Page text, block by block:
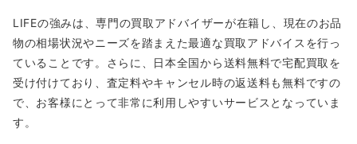
LIFEの強みは、専門の買取アドバイザーが在籍し、現在のお品
物の相場状況やニーズを踏まえた最適な買取アドバイスを行っ
ていることです。さらに、日本全国から送料無料で宅配買取を
受け付けており、査定料やキャンセル時の返送料も無料ですの
で、お客様にとって非常に利用しやすいサービスとなっていま
す。